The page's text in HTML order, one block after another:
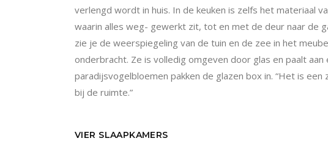
verlengd wordt in huis. In de keuken is zelfs het materiaal
waarin alles weg- gewerkt zit, tot en met de deur naar de
zie je de weerspiegeling van de tuin en de zee in het
onderbracht. Ze is volledig omgeven door glas en paalt
paradijsvogelbloemen pakken de glazen box in. “Het is een
bij de ruimte.”
VIER SLAAPKAMERS